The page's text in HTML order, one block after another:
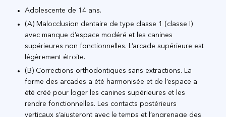
Adolescente de 14 ans.
(A) Malocclusion dentaire de type classe 1 (classe I)
avec manque d’espace modéré et les canines
supérieures non fonctionnelles. L’arcade supérieure est
légèrement étroite.
(B) Corrections orthodontiques sans extractions. La
forme des arcades a été harmonisée et de l’espace a
été créé pour loger les canines supérieures et les
rendre fonctionnelles. Les contacts postérieurs
verticaux s’ajusteront avec le temps et l’engrenage des